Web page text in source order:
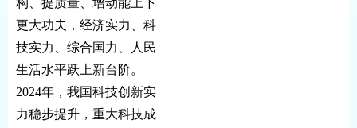
构、提质量、增动能上下
更大功夫，经济实力、科
技实力、综合国力、人民
生活水平跃上新台阶。
2024年，我国科技创新实
力稳步提升，重大科技成